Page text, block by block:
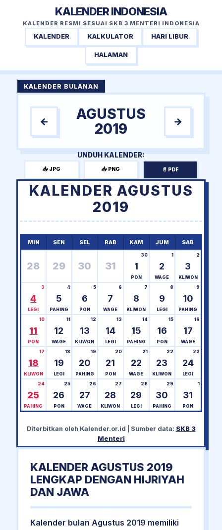
KALENDER INDONESIA
KALENDER RESMI SESUAI SKB 3 MENTERI INDONESIA
KALENDER KALKULATOR HARI LIBUR
HALAMAN
KALENDER BULANAN
←
AGUSTUS
2019
→
UNDUH KALENDER:
📥 JPG 📥 PNG 📄 PDF
KALENDER AGUSTUS
2019
MIN SEN SEL RAB KAM JUM SAB
28 29 30 31 1
30
PON
2
1
WAGE
3
2
KLIWON
4
3
LEGI
5
4
PAHING
6
5
PON
7
6
WAGE
8
7
KLIWON
9
8
LEGI
10
9
PAHING
11
10
PON
12
11
WAGE
13
12
KLIWON
14
13
LEGI
15
14
PAHING
16
15
PON
17
16
WAGE
18
17
KLIWON
19
18
LEGI
20
19
PAHING
21
20
PON
22
21
WAGE
23
22
KLIWON
24
23
LEGI
25
24
PAHING
26
25
PON
27
26
WAGE
28
27
KLIWON
29
28
LEGI
30
29
PAHING
31
1
PON
Diterbitkan oleh Kalender.or.id | Sumber data: SKB 3
Menteri
KALENDER AGUSTUS 2019
LENGKAP DENGAN HIJRIYAH
DAN JAWA
Kalender bulan Agustus 2019 memiliki